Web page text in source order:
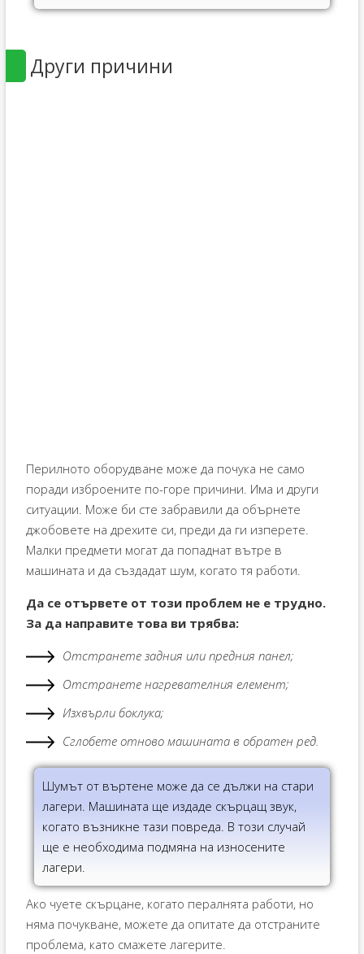
Други причини
Перилното оборудване може да почука не само
поради изброените по-горе причини. Има и други
ситуации. Може би сте забравили да обърнете
джобовете на дрехите си, преди да ги изперете.
Малки предмети могат да попаднат вътре в
машината и да създадат шум, когато тя работи.
Да се ​​отървете от този проблем не е трудно.
За да направите това ви трябва:
Отстранете задния или предния панел;
Отстранете нагревателния елемент;
Изхвърли боклука;
Сглобете отново машината в обратен ред.
Шумът от въртене може да се дължи на стари
лагери. Машината ще издаде скърцащ звук,
когато възникне тази повреда. В този случай
ще е необходима подмяна на износените
лагери.
Ако чуете скърцане, когато пералнята работи, но
няма почукване, можете да опитате да отстраните
проблема, като смажете лагерите.